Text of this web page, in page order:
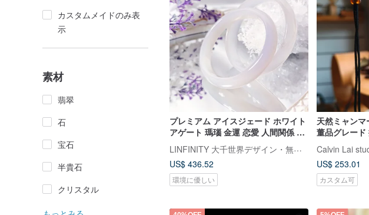
カスタムメイドのみ表
示
素材
翡翠
石
宝石
半貴石
クリスタル
プレミアム アイスジェード ホワイト
アゲート 瑪瑙 金運 恋愛 人間関係 バ
ングル 20.5cm、22cm ギフト
LINFINITY 大千世界デザイン・無限創造
US$ 436.52
環境に優しい
天然ミャン
董品グレード
Calvin Lai
US$ 253.01
カスタム可